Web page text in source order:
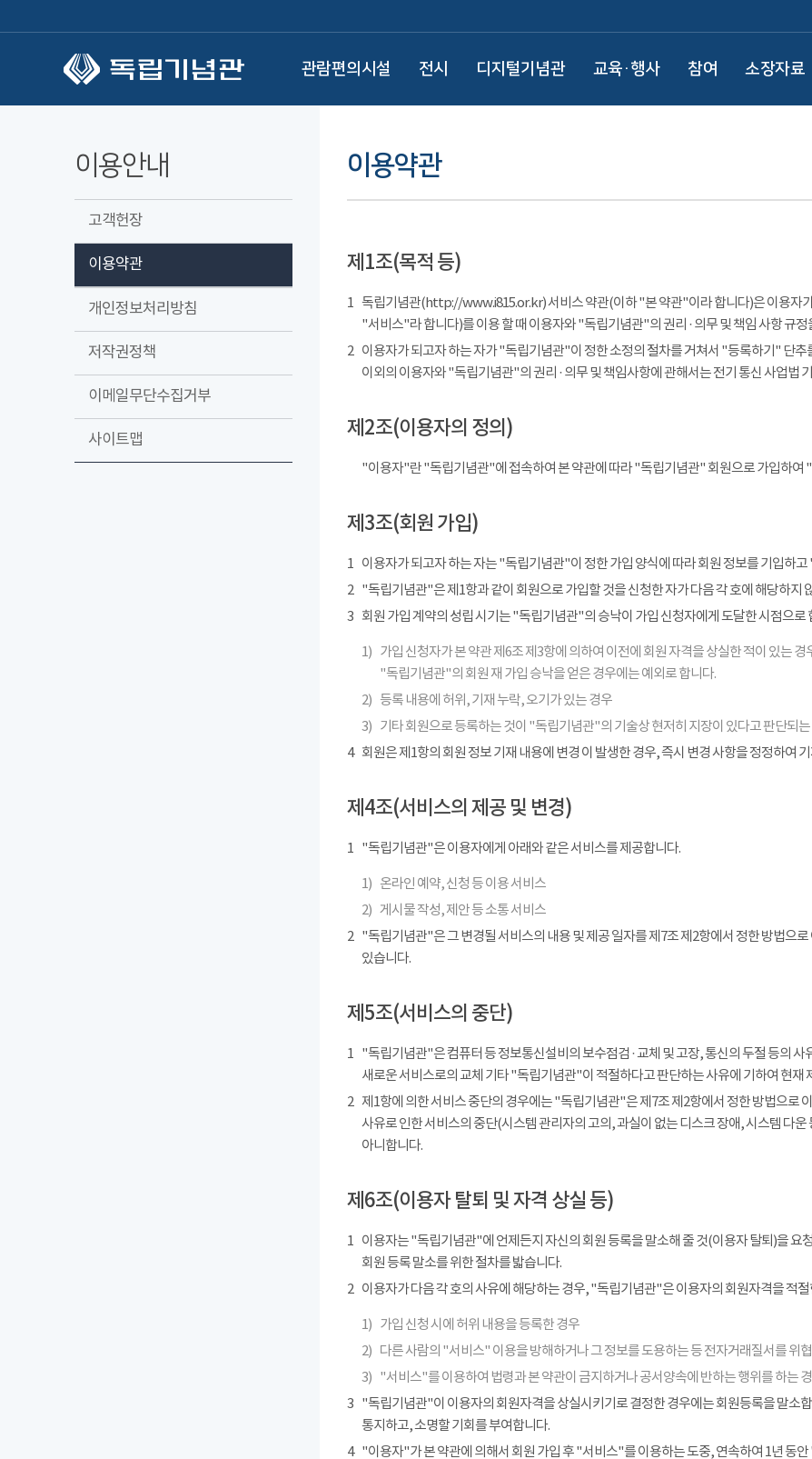
관람편의시설 전시 디지털기념관 교육·행사 참여 소장자료
이용안내
고객헌장
이용약관
개인정보처리방침
저작권정책
이메일무단수집거부
사이트맵
이용약관
제1조(목적 등)
1 독립기념관(http://www.i815.or.kr) 서비스 약관(이하 "본 약관"이라 합니다)은 이용자
"서비스"라 합니다)를 이용 할 때 이용자와 "독립기념관"의 권리 · 의무 및 책임 사항 규정
2 이용자가 되고자 하는 자가 "독립기념관"이 정한 소정의 절차를 거쳐서 "등록하기" 단추
이외의 이용자와 "독립기념관"의 권리 · 의무 및 책임사항에 관해서는 전기 통신 사업법
제2조(이용자의 정의)
"이용자"란 "독립기념관"에 접속하여 본 약관에 따라 "독립기념관" 회원으로 가입하여
제3조(회원 가입)
1 이용자가 되고자 하는 자는 "독립기념관"이 정한 가입 양식에 따라 회원 정보를 기입하
2 "독립기념관"은 제1항과 같이 회원으로 가입할 것을 신청한 자가 다음 각 호에 해당하지
3 회원 가입 계약의 성립 시기는 "독립기념관"의 승낙이 가입 신청자에게 도달한 시점으로
1) 가입 신청자가 본 약관 제6조 제3항에 의하여 이전에 회원 자격을 상실한 적이 있는
"독립기념관"의 회원 재 가입 승낙을 얻은 경우에는 예외로 합니다.
2) 등록 내용에 허위, 기재 누락, 오기가 있는 경우
3) 기타 회원으로 등록하는 것이 "독립기념관"의 기술상 현저히 지장이 있다고 판단되
4
회원은 제1항의 회원 정보 기재 내용에 변경 이 발생한 경우, 즉시 변경 사항을 정정하여
제4조(서비스의 제공 및 변경)
1 "독립기념관"은 이용자에게 아래와 같은 서비스를 제공합니다.
1) 온라인 예약, 신청 등 이용 서비스
2) 게시물 작성, 제안 등 소통 서비스
2 "독립기념관"은 그 변경될 서비스의 내용 및 제공 일자를 제7조 제2항에서 정한 방법으
있습니다.
제5조(서비스의 중단)
1 "독립기념관"은 컴퓨터 등 정보통신설비의 보수점검 · 교체 및 고장, 통신의 두절 등의
새로운 서비스로의 교체 기타 "독립기념관"이 적절하다고 판단하는 사유에 기하여 현재
2 제1항에 의한 서비스 중단의 경우에는 "독립기념관"은 제7조 제2항에서 정한 방법으로
사유로 인한 서비스의 중단(시스템 관리자의 고의, 과실이 없는 디스크 장애, 시스템 다
아니합니다.
제6조(이용자 탈퇴 및 자격 상실 등)
1 이용자는 "독립기념관"에 언제든지 자신의 회원 등록을 말소해 줄 것(이용자 탈퇴)을 요
회원 등록 말소를 위한 절차를 밟습니다.
2 이용자가 다음 각 호의 사유에 해당하는 경우, "독립기념관"은 이용자의 회원자격을 적
1) 가입 신청 시에 허위 내용을 등록한 경우
2) 다른 사람의 "서비스" 이용을 방해하거나 그 정보를 도용하는 등 전자거래질서를 위
3) "서비스"를 이용하여 법령과 본 약관이 금지하거나 공서양속에 반하는 행위를 하는
3 "독립기념관"이 이용자의 회원자격을 상실시키기로 결정한 경우에는 회원등록을 말소
통지하고, 소명할 기회를 부여합니다.
4
"이용자"가 본 약관에 의해서 회원 가입 후 "서비스"를 이용하는 도중, 연속하여 1년 동